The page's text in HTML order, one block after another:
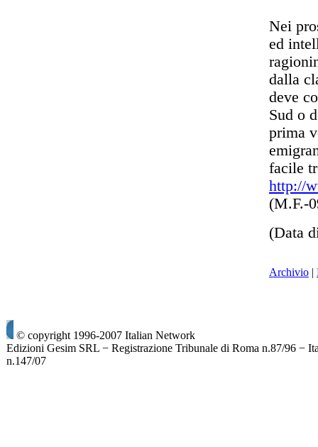
Nei
ed
dalla
deve
Sud o
prima
facile
http://
(M.F.-
(Data
Archivio |
© copyright 1996-2007 Italian Network
Edizioni Gesim SRL − Registrazione Tribunale di Roma n.87/96 −
n.147/07